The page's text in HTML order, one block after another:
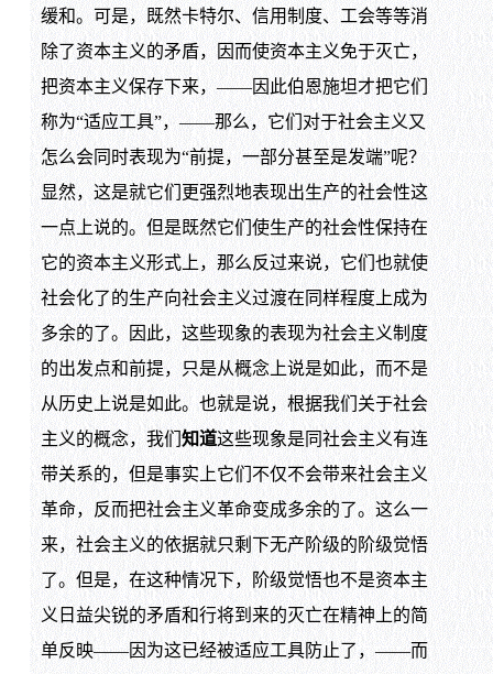
缓和。可是，既然卡特尔、信用制度、工会等等消
除了资本主义的矛盾，因而使资本主义免于灭亡，
把资本主义保存下来，——因此伯恩施坦才把它们
称为“适应工具”，——那么，它们对于社会主义又
怎么会同时表现为“前提，一部分甚至是发端”呢？
显然，这是就它们更强烈地表现出生产的社会性这
一点上说的。但是既然它们使生产的社会性保持在
它的资本主义形式上，那么反过来说，它们也就使
社会化了的生产向社会主义过渡在同样程度上成为
多余的了。因此，这些现象的表现为社会主义制度
的出发点和前提，只是从概念上说是如此，而不是
从历史上说是如此。也就是说，根据我们关于社会
主义的概念，我们 知道这些现象是同社会主义有连
带关系的，但是事实上它们不仅不会带来社会主义
革命，反而把社会主义革命变成多余的了。这么一
来，社会主义的依据就只剩下无产阶级的阶级觉悟
了。但是，在这种情况下，阶级觉悟也不是资本主
义日益尖锐的矛盾和行将到来的灭亡在精神上的简
单反映——因为这已经被适应工具防止了，——而